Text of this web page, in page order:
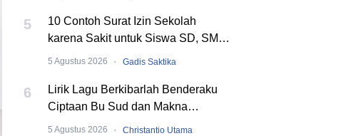
5
10 Contoh Surat Izin Sekolah
karena Sakit untuk Siswa SD, SMP,
hingga SMA
5 Agustus 2026 · Gadis Saktika
6
Lirik Lagu Berkibarlah Benderaku
Ciptaan Bu Sud dan Makna
Dibaliknya
5 Agustus 2026 · Christantio Utama